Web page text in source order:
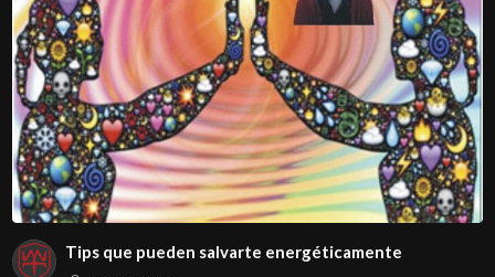
Tips que pueden salvarte energéticamente